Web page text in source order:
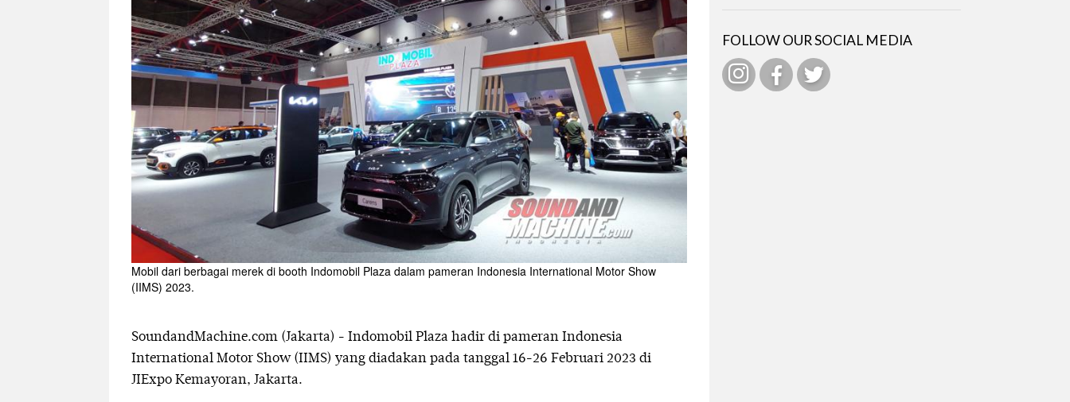
Mobil dari berbagai merek di booth Indomobil Plaza dalam pameran Indonesia International Motor Show
(IIMS) 2023.
SoundandMachine.com (Jakarta) - Indomobil Plaza hadir di pameran Indonesia
International Motor Show (IIMS) yang diadakan pada tanggal 16-26 Februari 2023 di
JIExpo Kemayoran, Jakarta.
FOLLOW OUR SOCIAL MEDIA